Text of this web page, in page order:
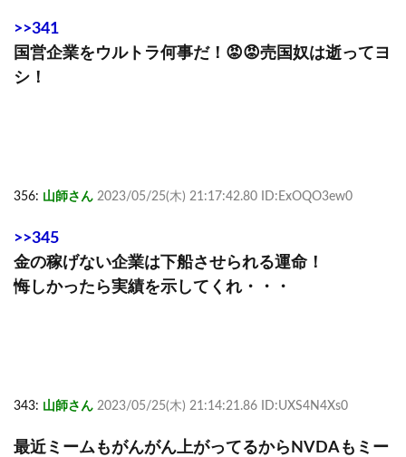
>>341
国営企業をウルトラ何事だ！😡😡売国奴は逝ってヨ
シ！
356: 山師さん 2023/05/25(木) 21:17:42.80 ID:ExOQO3ew0
>>345
金の稼げない企業は下船させられる運命！
悔しかったら実績を示してくれ・・・
343: 山師さん 2023/05/25(木) 21:14:21.86 ID:UXS4N4Xs0
最近ミームもがんがん上がってるからNVDAもミー